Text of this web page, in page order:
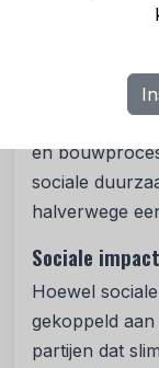
en
sociale
halverwege
Sociale
Hoewel
gekoppeld
partijen dat